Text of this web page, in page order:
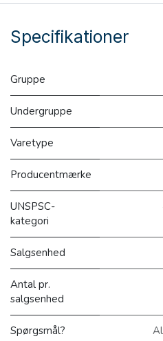
Specifikationer
Gruppe
Undergruppe
Varetype
Producentmærke
UNSPSC-
kategori
Salgsenhed
Antal pr.
salgsenhed
Spørgsmål?